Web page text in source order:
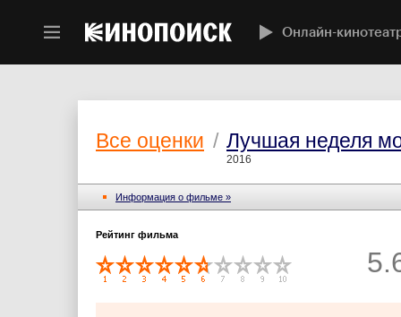
Онлайн-
Все оценки / Лучшая неделя
2016
Информация о фильме »
Рейтинг фильма